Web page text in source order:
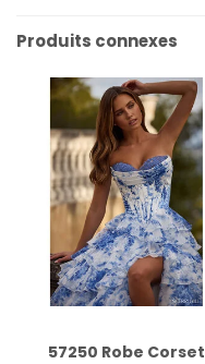
Produits connexes
57250 Robe Corset